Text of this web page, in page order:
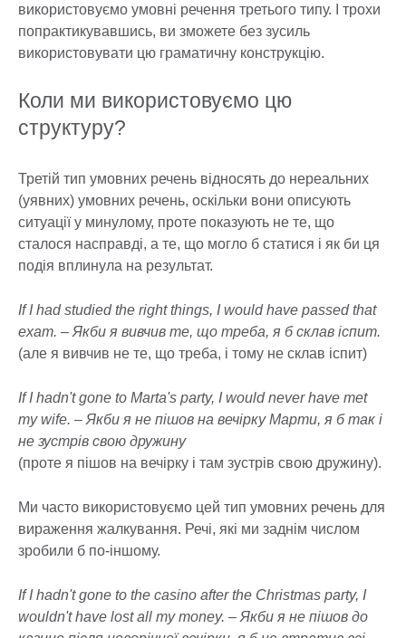
використовуємо умовні речення третього типу. І трохи
попрактикувавшись, ви зможете без зусиль
використовувати цю граматичну конструкцію.
Коли ми використовуємо цю
структуру?
Третій тип умовних речень відносять до нереальних
(уявних) умовних речень, оскільки вони описують
ситуації у минулому, проте показують не те, що
сталося насправді, а те, що могло б статися і як би ця
подія вплинула на результат.
If I had studied the right things, I would have passed that
exam. – Якби я вивчив те, що треба, я б склав іспит.
(але я вивчив не те, що треба, і тому не склав іспит)
If I hadn't gone to Marta's party, I would never have met
my wife. – Якби я не пішов на вечірку Марти, я б так і
не зустрів свою дружину
(проте я пішов на вечірку і там зустрів свою дружину).
Ми часто використовуємо цей тип умовних речень для
вираження жалкування. Речі, які ми заднім числом
зробили б по-іншому.
If I hadn't gone to the casino after the Christmas party, I
wouldn't have lost all my money. – Якби я не пішов до